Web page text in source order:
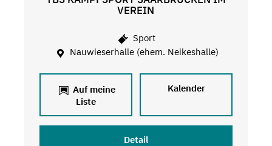
VEREIN
Sport
Nauwieserhalle (ehem. Neikeshalle)
Auf meine
Liste
Kalender
Detail